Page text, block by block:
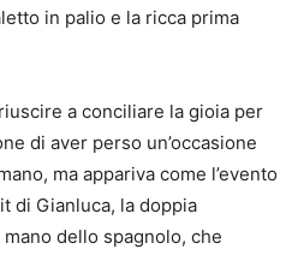
in palio e la ricca prima
a conciliare la gioia per
di aver perso un’occasione
ma appariva come l’evento
di Gianluca, la doppia
mano dello spagnolo, che